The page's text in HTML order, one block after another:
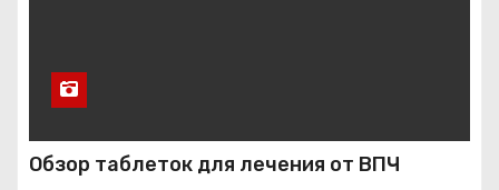
Обзор таблеток для лечения от ВПЧ